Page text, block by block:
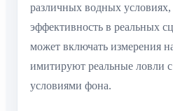
различных водных
эффективность в реальных
может включать измерения
имитируют реальные ловли
условиями фона.